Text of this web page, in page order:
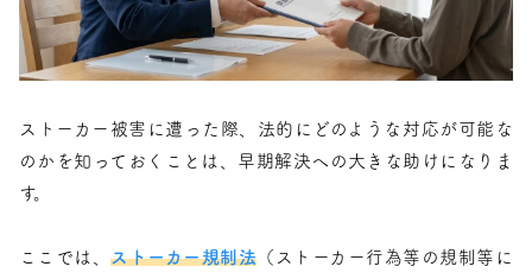
ストーカー被害に遭った際、法的にどのような対応が可能な
のかを知っておくことは、早期解決への大きな助けになりま
す。
ここでは、ストーカー規制法 （ストーカー行為等の規制等に